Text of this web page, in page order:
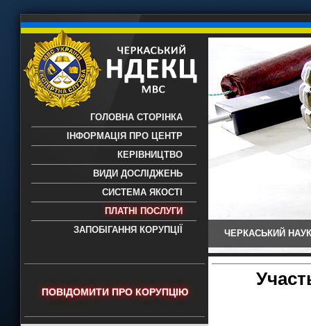
науково-дослідний експертно-
- проведення всих видів судових
експертиз
ГОЛОВНА СТОРІНКА
ІНФОРМАЦІЯ ПРО ЦЕНТР
КЕРІВНИЦТВО
ВИДИ ДОСЛІДЖЕНЬ
СИСТЕМА ЯКОСТІ
ПЛАТНІ ПОСЛУГИ
ЗАПОБІГАННЯ КОРУПЦІЇ
ЧЕРКАСЬКИЙ
ПОВІДОМИТИ ПРО КОРУПЦІЮ